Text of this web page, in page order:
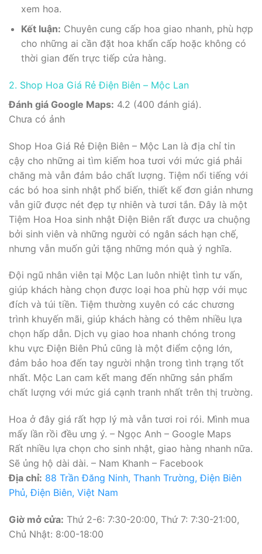
xem hoa.
Kết luận: Chuyên cung cấp hoa giao nhanh, phù hợp
cho những ai cần đặt hoa khẩn cấp hoặc không có
thời gian đến trực tiếp cửa hàng.
2. Shop Hoa Giá Rẻ Điện Biên – Mộc Lan
Đánh giá Google Maps: 4.2 (400 đánh giá).
Chưa có ảnh
Shop Hoa Giá Rẻ Điện Biên – Mộc Lan là địa chỉ tin
cậy cho những ai tìm kiếm hoa tươi với mức giá phải
chăng mà vẫn đảm bảo chất lượng. Tiệm nổi tiếng với
các bó hoa sinh nhật phổ biến, thiết kế đơn giản nhưng
vẫn giữ được nét đẹp tự nhiên và tươi tắn. Đây là một
Tiệm Hoa Hoa sinh nhật Điện Biên rất được ưa chuộng
bởi sinh viên và những người có ngân sách hạn chế,
nhưng vẫn muốn gửi tặng những món quà ý nghĩa.
Đội ngũ nhân viên tại Mộc Lan luôn nhiệt tình tư vấn,
giúp khách hàng chọn được loại hoa phù hợp với mục
đích và túi tiền. Tiệm thường xuyên có các chương
trình khuyến mãi, giúp khách hàng có thêm nhiều lựa
chọn hấp dẫn. Dịch vụ giao hoa nhanh chóng trong
khu vực Điện Biên Phủ cũng là một điểm cộng lớn,
đảm bảo hoa đến tay người nhận trong tình trạng tốt
nhất. Mộc Lan cam kết mang đến những sản phẩm
chất lượng với mức giá cạnh tranh nhất trên thị trường.
Hoa ở đây giá rất hợp lý mà vẫn tươi roi rói. Mình mua
mấy lần rồi đều ưng ý. – Ngọc Anh – Google Maps
Rất nhiều lựa chọn cho sinh nhật, giao hàng nhanh nữa.
Sẽ ủng hộ dài dài. – Nam Khanh – Facebook
Địa chỉ: 88 Trần Đăng Ninh, Thanh Trường, Điện Biên
Phủ, Điện Biên, Việt Nam
Giờ mở cửa: Thứ 2-6: 7:30-20:00, Thứ 7: 7:30-21:00,
Chủ Nhật: 8:00-18:00